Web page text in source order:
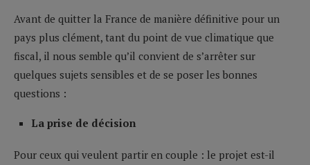
Avant de quitter la France de manière définitive pour un
pays plus clément, tant du point de vue climatique que
fiscal, il nous semble qu’il convient de s’arrêter sur
quelques sujets sensibles et de se poser les bonnes
questions :
La prise de décision
Pour ceux qui veulent partir en couple : le projet est-il